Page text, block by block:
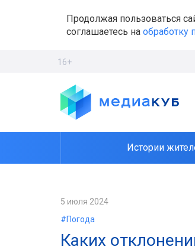
Продолжая пользоваться
соглашаетесь на обработку
16+
Истории
5 июля 2024
#Погода
Каких